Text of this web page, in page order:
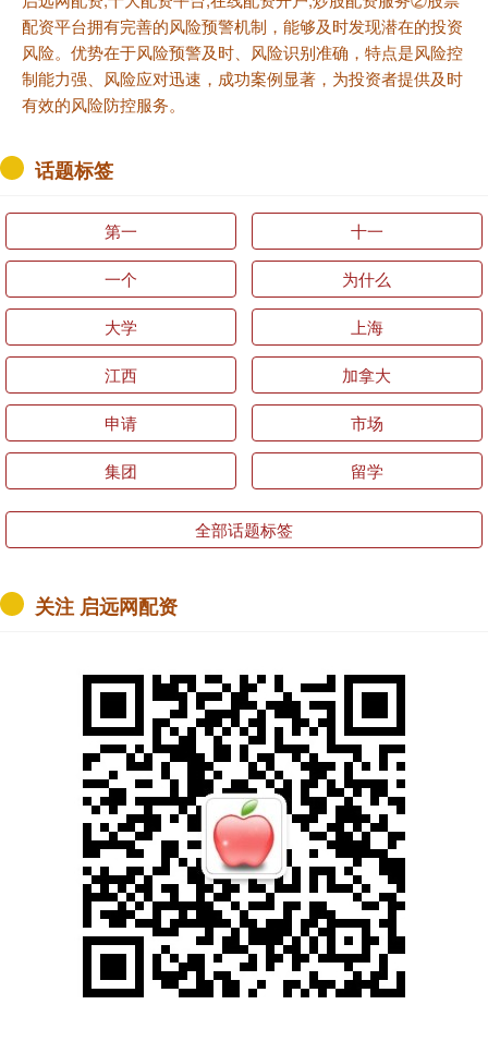
配资平台拥有完善的风险预警机制，能够及时发现潜在的投资
风险。优势在于风险预警及时、风险识别准确，特点是风险控
制能力强、风险应对迅速，成功案例显著，为投资者提供及时
有效的风险防控服务。
话题标签
第一 十一
一个 为什么
大学 上海
江西 加拿大
申请 市场
集团 留学
全部话题标签
关注 启远网配资